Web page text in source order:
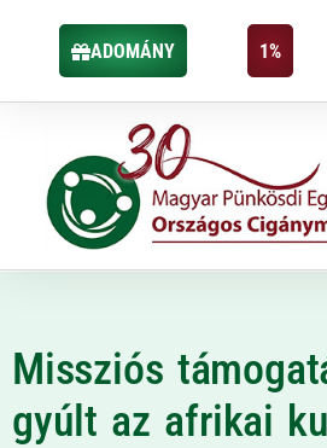
ADOMÁNY 1%
Missziós
gyúlt az afrikai